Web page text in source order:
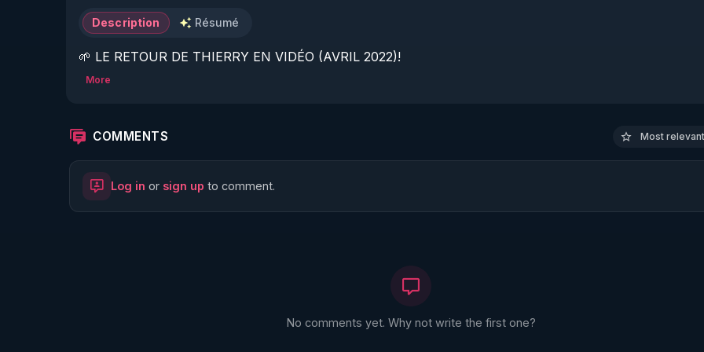
Description Résumé
🌱 LE RETOUR DE THIERRY EN VIDÉO (AVRIL 2022)!
🌱 LE MAGAZINE RÉGÉNÈRE
http://rgnr.li/ymag
More
COMMENTS Most
Log in or sign up to comment.
No comments yet. Why not write the first one?